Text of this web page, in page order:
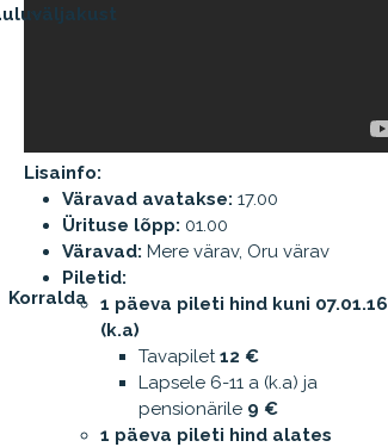
Korralda
Lisainfo:
Väravad avatakse: 17.00
Ürituse lõpp: 01.00
Väravad: Mere värav, Oru värav
Piletid:
1 päeva pileti hind kuni 07.01.16
(k.a)
Tavapilet12 €
Lapsele 6-11 a (k.a) ja
pensionärile 9 €
1 päeva pileti hind alates